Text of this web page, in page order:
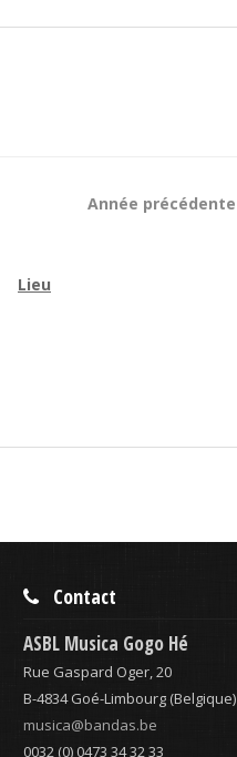
Année précédente
Lieu
Contact
ASBL Musica Gogo Hé
Rue Gaspard Oger, 20
B-4834 Goé-Limbourg (Belgique)
musica@bandas.be
0032 (0) 0473 34 32 33